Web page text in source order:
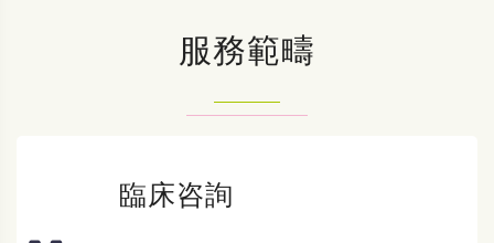
服務範疇
臨床咨詢